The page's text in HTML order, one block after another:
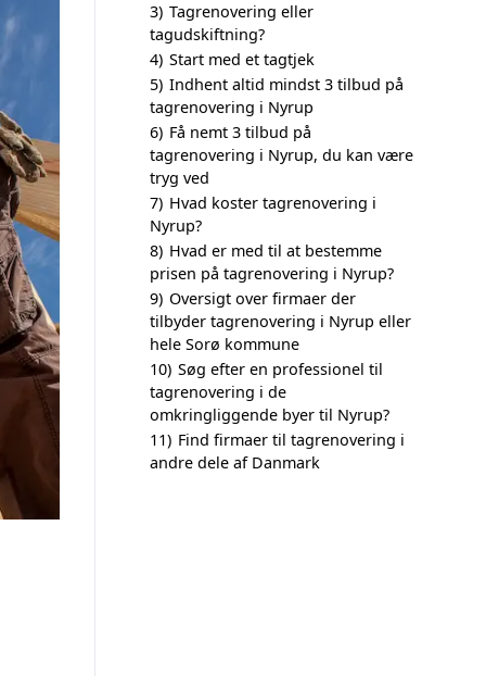
3) Tagrenovering eller
tagudskiftning?
4) Start med et tagtjek
5) Indhent altid mindst 3 tilbud på
tagrenovering i Nyrup
6) Få nemt 3 tilbud på
tagrenovering i Nyrup, du kan være
tryg ved
7) Hvad koster tagrenovering i
Nyrup?
8) Hvad er med til at bestemme
prisen på tagrenovering i Nyrup?
9) Oversigt over firmaer der
tilbyder tagrenovering i Nyrup eller
hele Sorø kommune
10) Søg efter en professionel til
tagrenovering i de
omkringliggende byer til Nyrup?
11) Find firmaer til tagrenovering i
andre dele af Danmark